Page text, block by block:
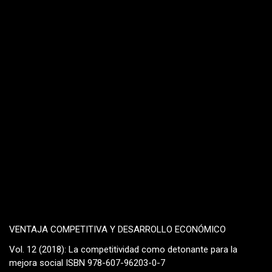
VENTAJA COMPETITIVA Y DESARROLLO ECONÓMICO
Vol. 12 (2018): La competitividad como detonante para la
mejora social ISBN 978-607-96203-0-7